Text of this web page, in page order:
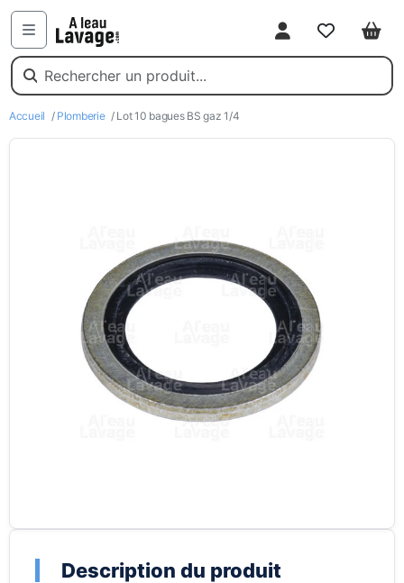
Menu
Mon compte
Favoris
Accueil / Plomberie / Lot 10 bagues BS gaz 1/4
Description du produit